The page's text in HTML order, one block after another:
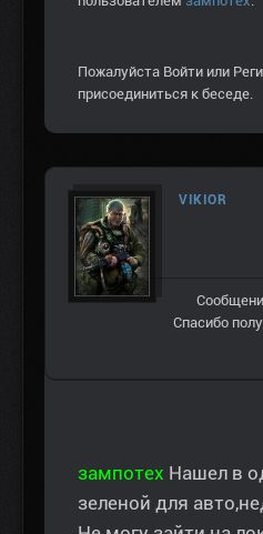
Пожалуйста Войти или
присоединиться к беседе.
VIKIOR
Спасибо
зампотех Нашел в
зеленой для